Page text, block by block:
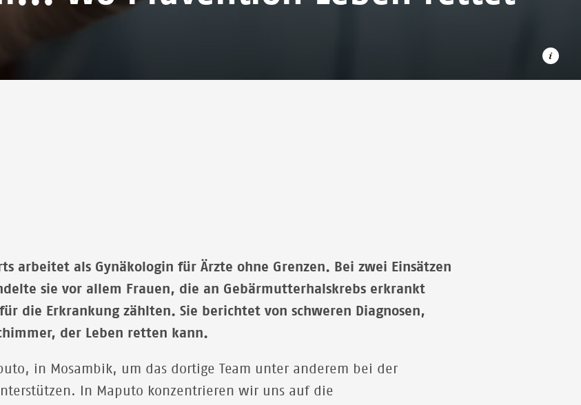
arbeitet als Gynäkologin für Ärzte ohne Grenzen. Bei zwei Einsätzen
sie vor allem Frauen, die an Gebärmutterhalskrebs erkrankt
die Erkrankung zählten. Sie berichtet von schweren Diagnosen,
der Leben retten kann.
in Mosambik, um das dortige Team unter anderem bei der
In Maputo konzentrieren wir uns auf die